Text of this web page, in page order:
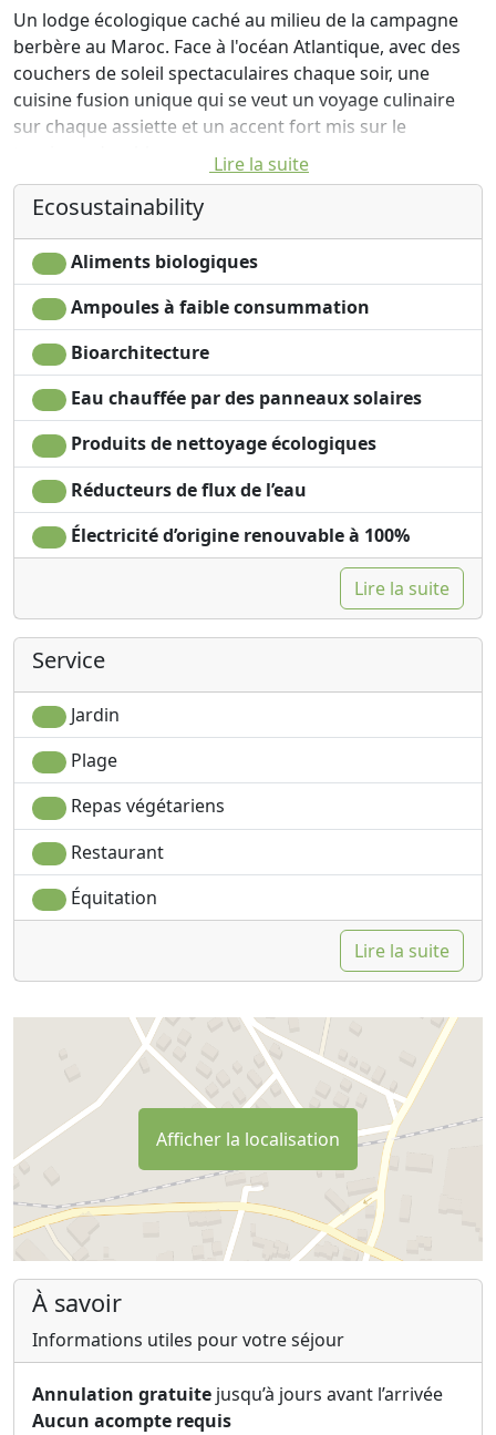
Un lodge écologique caché au milieu de la campagne
berbère au Maroc. Face à l'océan Atlantique, avec des
couchers de soleil spectaculaires chaque soir, une
cuisine fusion unique qui se veut un voyage culinaire
sur chaque assiette et un accent fort mis sur le
Des concepts écologiques mis en œuvre chaque fois
que possible pour rendre vos vacances non seulement
confortables mais aussi avec un impact minimal sur
notre environnement précieux. Des cours de surf, des
pistes naturelles incroyables, des ateliers de
conservation, une atmosphère unique et un lieu de
repos et de détente.
Notre Philosophie? Minimisez l'impact de votre séjour
sur l'environnement naturel et maximisez les avantages
pour la population locale sans perte de confort et de
plaisir.
Lire la suite
Ecosustainability
Aliments biologiques
Ampoules à faible consummation
Bioarchitecture
Eau chauffée par des panneaux solaires
Produits de nettoyage écologiques
Réducteurs de flux de l’eau
Électricité d’origine renouvable à 100%
Lire la suite
Service
Jardin
Plage
Repas végétariens
Restaurant
Équitation
Lire la suite
Afficher la localisation
À savoir
Informations utiles pour votre séjour
Annulation gratuite jusqu’à jours avant l’arrivée
Aucun acompte requis